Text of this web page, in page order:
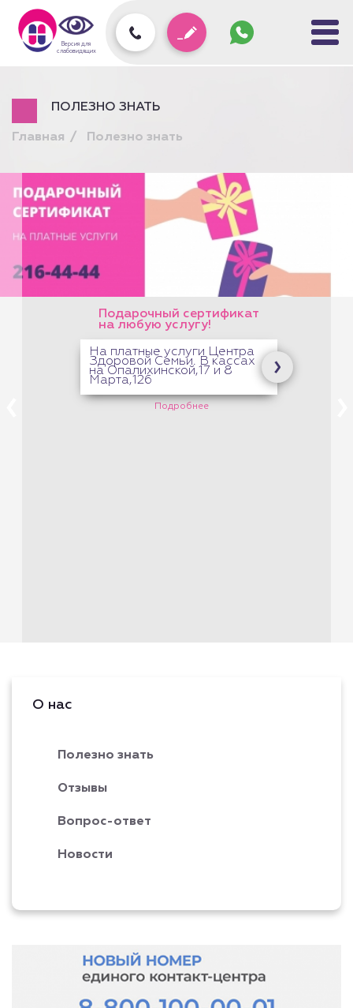
Версия для
слабовидящих
ПОЛЕЗНО ЗНАТЬ
Главная Полезно знать
Подарочный сертификат
на любую услугу!
На платные услуги Центра
Здоровой Семьи. В кассах
на Опалихинской,17 и 8
Марта,126
Подробнее
О нас
Полезно знать
Отзывы
Вопрос-ответ
Новости